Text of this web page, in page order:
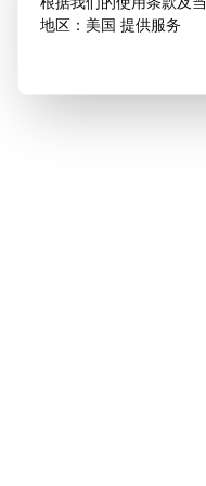
地区：美国 提供服务